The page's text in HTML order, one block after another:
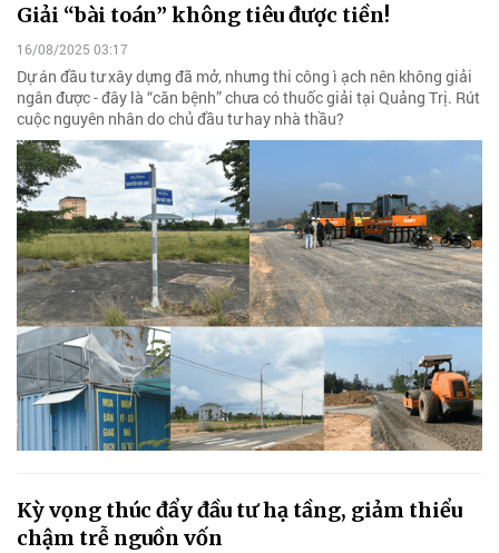
Giải “bài toán” không tiêu được tiền!
16/08/2025 03:17
Dự án đầu tư xây dựng đã mở, nhưng thi công ì ạch nên không giải
ngân được - đây là “căn bệnh” chưa có thuốc giải tại Quảng Trị. Rút
cuộc nguyên nhân do chủ đầu tư hay nhà thầu?
Kỳ vọng thúc đẩy đầu tư hạ tầng, giảm thiểu
chậm trễ nguồn vốn